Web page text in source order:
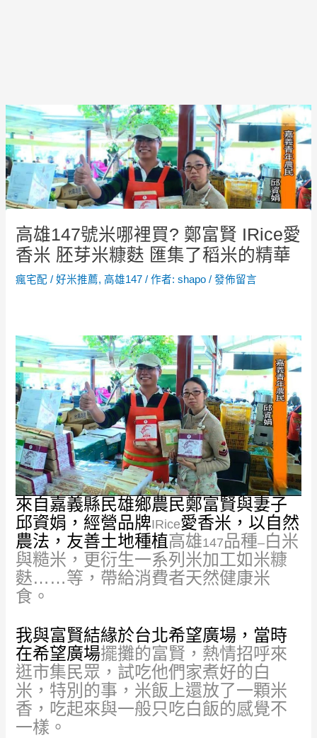
高雄147號米哪裡買? 鄭富賢 IRice愛
香米 胚芽米糠麩 匯集了稻米的精華
瘋宅配 /好米推薦,高雄147 / 作者:shapo/發佈留言
來自嘉義縣民雄鄉農民鄭富賢與妻子
邱資娟，經營品牌IRice愛香米，以自然
農法，友善土地種植高雄147品種–白米
與糙米，更衍生一系列米加工如米糠
麩……等，帶給消費者天然健康米
食。
我與富賢結緣於台北希望廣場，當時
在希望廣場擺攤的富賢，熱情招呼來
逛市集民眾，試吃他們家煮好的白
米，特別的事，米飯上還放了一顆米
香，吃起來與一般只吃白飯的感覺不
一樣。
Post
navigation